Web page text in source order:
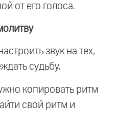
от его голоса.
звук на тех,
судьбу.
копировать ритм
свой ритм и